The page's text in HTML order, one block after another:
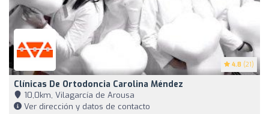
4.8 (21)
Clínicas De Ortodoncia Carolina Méndez
10,0km, Vilagarcía de Arousa
Ver dirección y datos de contacto